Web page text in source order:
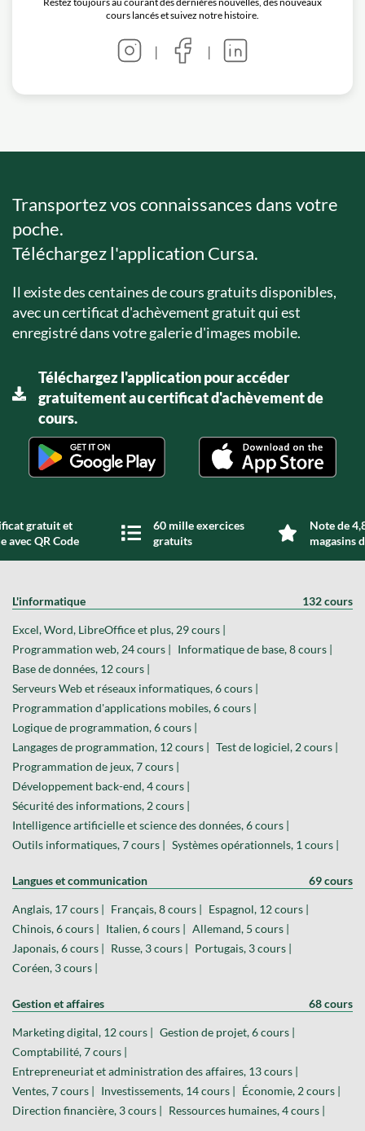
cours lancés et suivez notre histoire.
| |
Transportez vos connaissances dans votre
poche.
Téléchargez l'application Cursa.
Il existe des centaines de cours gratuits disponibles,
avec un certificat d'achèvement gratuit qui est
enregistré dans votre galerie d'images mobile.
Téléchargez l'application pour accéder
gratuitement au certificat d'achèvement de
cours.
gratuit et
avec QR Code
60 mille exercices
gratuits
Note de
magasins
L'informatique 132 cours
Excel, Word, LibreOffice et plus, 29 cours |
Programmation web, 24 cours | Informatique de base, 8 cours |
Base de données, 12 cours |
Serveurs Web et réseaux informatiques, 6 cours |
Programmation d'applications mobiles, 6 cours |
Logique de programmation, 6 cours |
Langages de programmation, 12 cours | Test de logiciel, 2 cours |
Programmation de jeux, 7 cours |
Développement back-end, 4 cours |
Sécurité des informations, 2 cours |
Intelligence artificielle et science des données, 6 cours |
Outils informatiques, 7 cours | Systèmes opérationnels, 1 cours |
Langues et communication 69 cours
Anglais, 17 cours | Français, 8 cours | Espagnol, 12 cours |
Chinois, 6 cours | Italien, 6 cours | Allemand, 5 cours |
Japonais, 6 cours | Russe, 3 cours | Portugais, 3 cours |
Coréen, 3 cours |
Gestion et affaires 68 cours
Marketing digital, 12 cours | Gestion de projet, 6 cours |
Comptabilité, 7 cours |
Entrepreneuriat et administration des affaires, 13 cours |
Ventes, 7 cours | Investissements, 14 cours | Économie, 2 cours |
Direction financière, 3 cours | Ressources humaines, 4 cours |